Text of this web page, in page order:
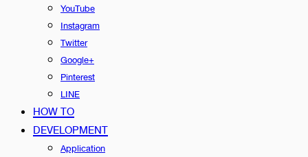
YouTube
Instagram
Twitter
Google+
Pinterest
LINE
HOW TO
DEVELOPMENT
Application